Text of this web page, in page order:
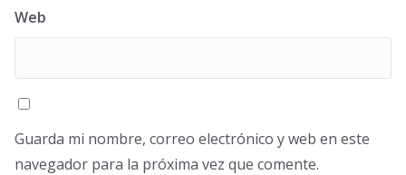
Web
Guarda mi nombre, correo electrónico y web en este
navegador para la próxima vez que comente.